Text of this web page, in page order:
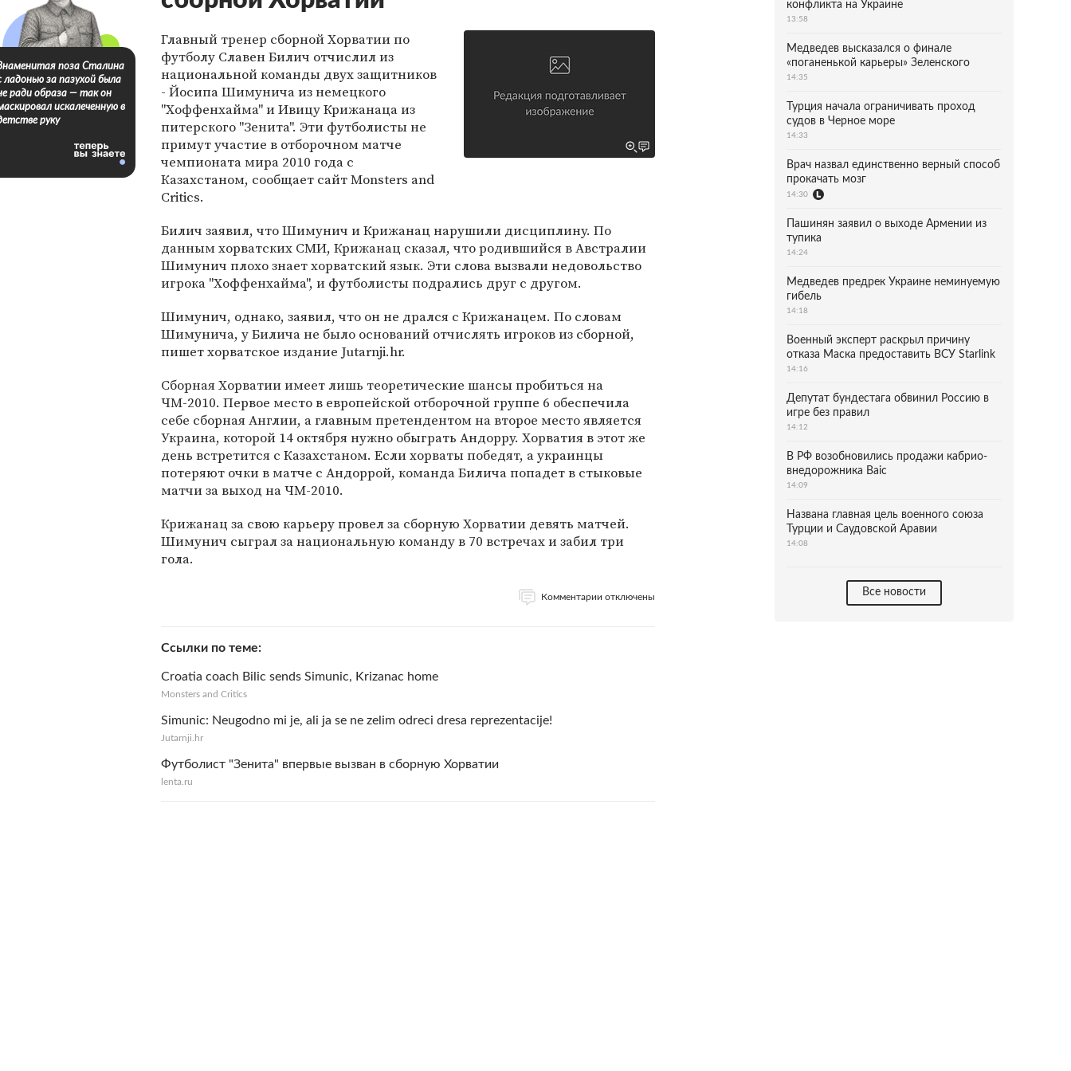
Главный тренер сборной Хорватии по
футболу Славен Билич отчислил из
национальной команды двух защитников
- Йосипа Шимунича из немецкого
"Хоффенхайма" и Ивицу Крижанаца из
питерского "Зенита". Эти футболисты не
примут участие в отборочном матче
чемпионата мира 2010 года с
Казахстаном, сообщает сайт Monsters and
Critics.
Билич заявил, что Шимунич и Крижанац нарушили дисциплину. По
данным хорватских СМИ, Крижанац сказал, что родившийся в Австралии
Шимунич плохо знает хорватский язык. Эти слова вызвали недовольство
игрока "Хоффенхайма", и футболисты подрались друг с другом.
Шимунич, однако, заявил, что он не дрался с Крижанацем. По словам
Шимунича, у Билича не было оснований отчислять игроков из сборной,
пишет хорватское издание Jutarnji.hr.
Сборная Хорватии имеет лишь теоретические шансы пробиться на
ЧМ-2010. Первое место в европейской отборочной группе 6 обеспечила
себе сборная Англии, а главным претендентом на второе место является
Украина, которой 14 октября нужно обыграть Андорру. Хорватия в этот же
день встретится с Казахстаном. Если хорваты победят, а украинцы
потеряют очки в матче с Андоррой, команда Билича попадет в стыковые
матчи за выход на ЧМ-2010.
Крижанац за свою карьеру провел за сборную Хорватии девять матчей.
Шимунич сыграл за национальную команду в 70 встречах и забил три
гола.
Комментарии отключены
Ссылки по теме
Croatia coach Bilic sends Simunic, Krizanac home
Monsters and Critics
Simunic: Neugodno mi je, ali ja se ne zelim odreci dresa reprezentacije!
Jutarnji.hr
Футболист "Зенита" впервые вызван в сборную Хорватии
lenta.ru
поза Сталина
ладонью за пазухой была
ради образа — так он
искалеченную в
руку
конфликта на Украине
13:58
Медведев высказался о финале
«поганенькой карьеры» Зеленского
14:35
Турция начала ограничивать проход
судов в Черное море
14:33
Врач назвал единственно верный способ
прокачать мозг
14:30
Пашинян заявил о выходе Армении из
тупика
14:24
Медведев предрек Украине неминуемую
гибель
14:18
Военный эксперт раскрыл причину
отказа Маска предоставить ВСУ Starlink
14:16
Депутат бундестага обвинил Россию в
игре без правил
14:12
В РФ возобновились продажи кабрио-
внедорожника Baic
14:09
Названа главная цель военного союза
Турции и Саудовской Аравии
14:08
Все новости